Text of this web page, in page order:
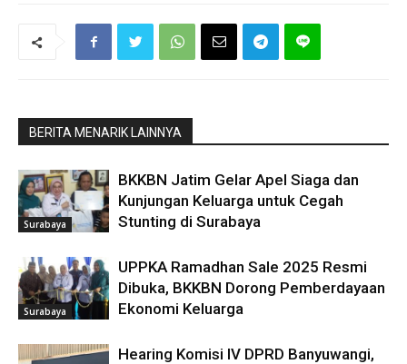
BERITA MENARIK LAINNYA
Surabaya
BKKBN Jatim Gelar Apel Siaga dan
Kunjungan Keluarga untuk Cegah
Stunting di Surabaya
Surabaya
UPPKA Ramadhan Sale 2025 Resmi
Dibuka, BKKBN Dorong Pemberdayaan
Ekonomi Keluarga
Hearing Komisi IV DPRD Banyuwangi,